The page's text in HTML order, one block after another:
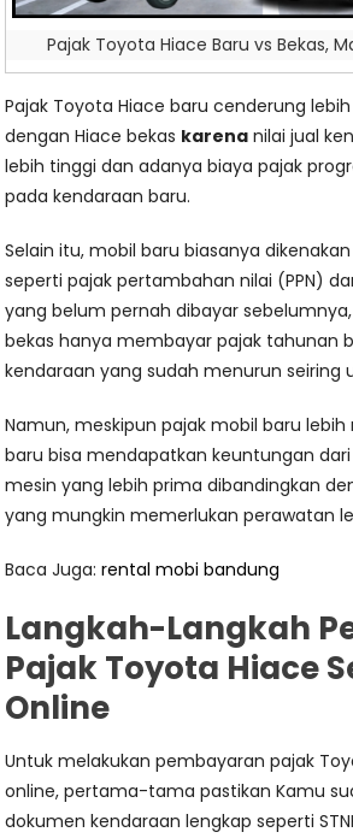
Pajak Toyota Hiace Baru vs Bekas,
Pajak Toyota Hiace baru cenderung
dengan Hiace bekas karena nilai jual
lebih tinggi dan adanya biaya pajak
pada kendaraan baru.
Selain itu, mobil baru biasanya
seperti pajak pertambahan nilai (PPN)
yang belum pernah dibayar
bekas hanya membayar pajak tahunan
kendaraan yang sudah menurun seiring
Namun, meskipun pajak mobil baru lebih
baru bisa mendapatkan keuntungan
mesin yang lebih prima dibandingkan
yang mungkin memerlukan perawatan
Baca Juga:rental mobi bandung
Langkah-Langkah
Pajak Toyota Hiace
Online
Untuk melakukan pembayaran pajak
online, pertama-tama pastikan Kamu
dokumen kendaraan lengkap seperti